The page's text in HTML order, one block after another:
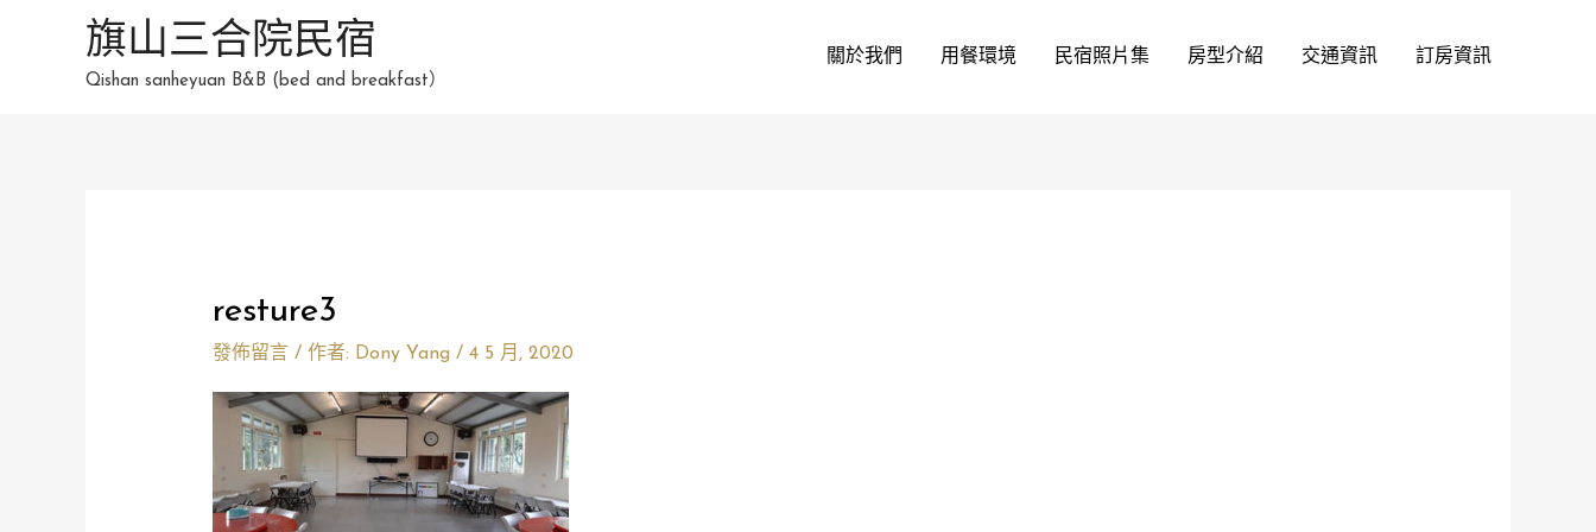
旗山三合院民宿
Qishan sanheyuan B&B (bed and breakfast）
關於我們 用餐環境 民宿照片集 房型介紹 交通資訊 訂房資訊
resture3
發佈留言 / 作者: Dony Yang / 4 5 月, 2020